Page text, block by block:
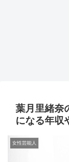
葉月里緒奈
になる年収
女性芸能人